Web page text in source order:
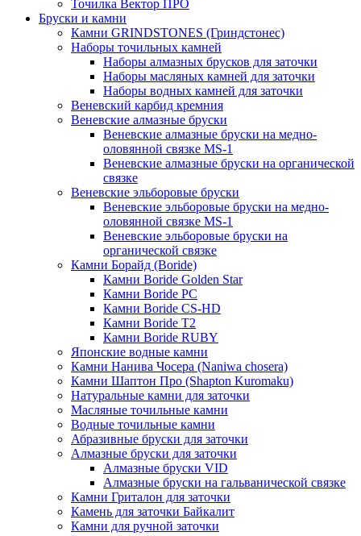
Точилка Вектор ПРО
Бруски и камни
Камни GRINDSTONES (Гриндстонес)
Наборы точильных камней
Наборы алмазных брусков для заточки
Наборы масляных камней для заточки
Наборы водных камней для заточки
Веневский карбид кремния
Веневские алмазные бруски
Веневские алмазные бруски на медно-
оловянной связке MS-1
Веневские алмазные бруски на органической
связке
Веневские эльборовые бруски
Веневские эльборовые бруски на медно-
оловянной связке MS-1
Веневские эльборовые бруски на
органической связке
Камни Борайд (Boride)
Камни Boride Golden Star
Камни Boride PC
Камни Boride CS-HD
Камни Boride T2
Камни Boride RUBY
Японские водные камни
Камни Нанива Чосера (Naniwa chosera)
Камни Шаптон Про (Shapton Kuromaku)
Натуральные камни для заточки
Масляные точильные камни
Водные точильные камни
Абразивные бруски для заточки
Алмазные бруски для заточки
Алмазные бруски VID
Алмазные бруски на гальванической связке
Камни Гриталон для заточки
Камень для заточки Байкалит
Камни для ручной заточки